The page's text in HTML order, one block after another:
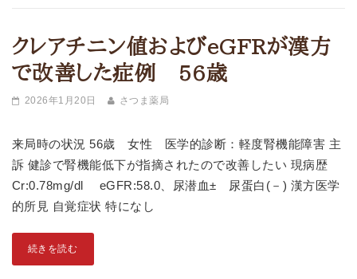
クレアチニン値およびeGFRが漢方
で改善した症例 56歳
2026年1月20日 さつま薬局
来局時の状況 56歳 女性 医学的診断：軽度腎機能障害 主
訴 健診で腎機能低下が指摘されたので改善したい 現病歴
Cr:0.78mg/dl eGFR:58.0、尿潜血± 尿蛋白(－) 漢方医学
的所見 自覚症状 特になし
続きを読む